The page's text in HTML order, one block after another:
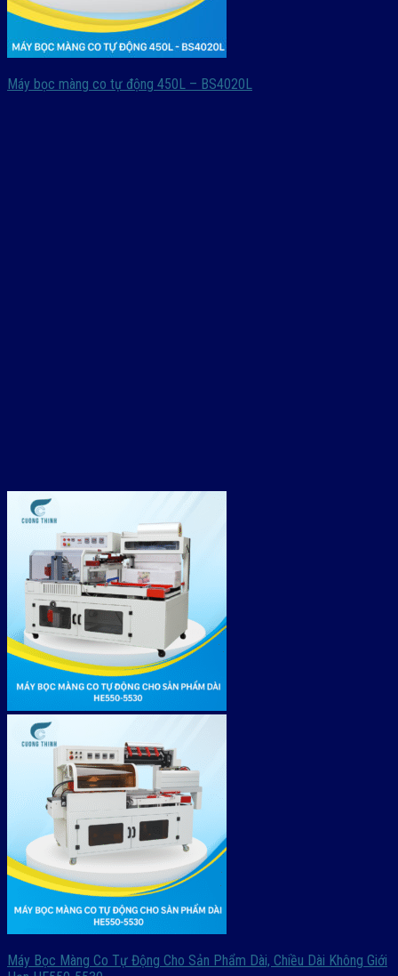
Máy bọc màng co tự động 450L – BS4020L
Máy Bọc Màng Co Tự Động Cho Sản Phẩm Dài, Chiều Dài Không Giới